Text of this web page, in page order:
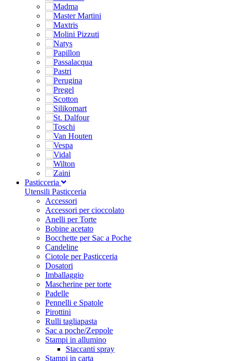
Pasticceria
Utensili Pasticceria
Accessori
Accessori per cioccolato
Anelli per Torte
Bobine acetato
Bocchette per Sac a Poche
Candeline
Ciotole per Pasticceria
Dosatori
Imballaggio
Mascherine per torte
Padelle
Pennelli e Spatole
Pirottini
Rulli tagliapasta
Sac a poche/Zeppole
Stampi in allumino
Staccanti spray
Stampi in carta